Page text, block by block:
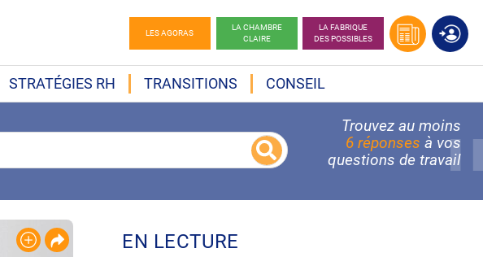
LES AGORAS
LA CHAMBRE
CLAIRE
LA FABRIQUE
DES POSSIBLES
STRATÉGIES RH TRANSITIONS CONSEIL
Trouvez au moins
6 réponses à vos
questions de travail
EN LECTURE